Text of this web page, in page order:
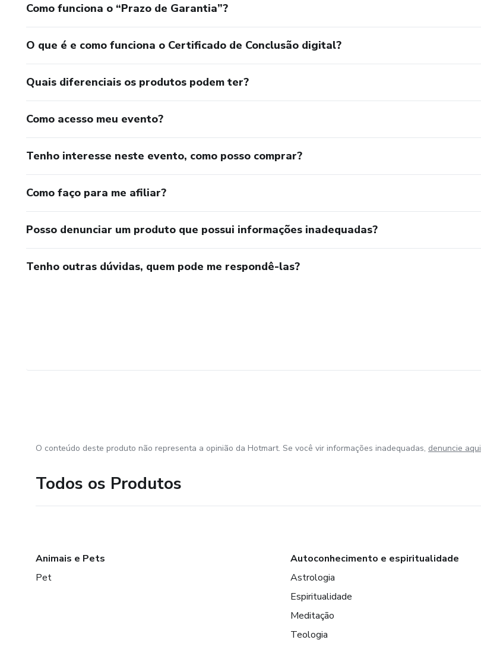
Como funciona o “Prazo de Garantia”?
O que é e como funciona o Certificado de Conclusão digital?
Quais diferenciais os produtos podem ter?
Como acesso meu evento?
Tenho interesse neste evento, como posso comprar?
Como faço para me afiliar?
Posso denunciar um produto que possui informações inadequadas?
Tenho outras dúvidas, quem pode me respondê-las?
O conteúdo deste produto não representa a opinião da Hotmart. Se você vir informações inadequadas, denuncie aqui
Todos os Produtos
Animais e Pets
Pet
Autoconhecimento e espiritualidade
Astrologia
Espiritualidade
Meditação
Teologia